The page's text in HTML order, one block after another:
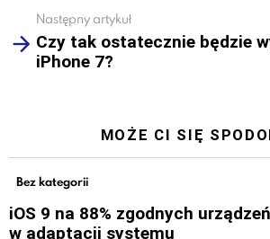
Następny artykuł
Czy tak ostatecznie będzie
iPhone 7?
MOŻE CI SIĘ
Bez kategorii
iOS 9 na 88% zgodnych
w adaptacji systemu